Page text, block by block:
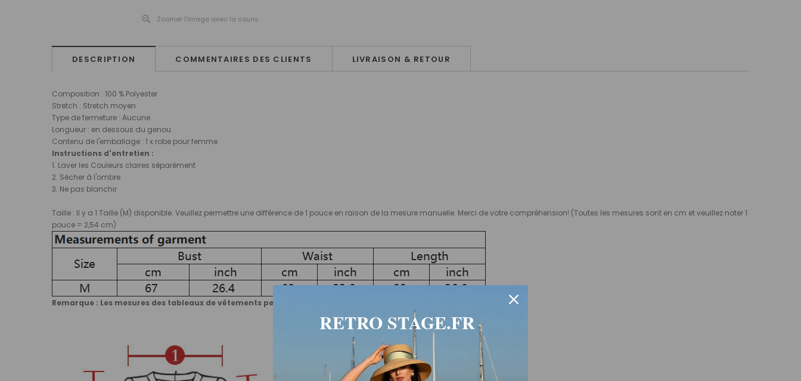
Zoomer l'image avec la souris
DESCRIPTION COMMENTAIRES DES CLIENTS LIVRAISON & RETOUR
Composition : 100 % Polyester
Stretch : Stretch moyen
Type de fermeture : Aucune
Longueur : en dessous du genou
Contenu de l'emballage : 1 x robe pour femme
Instructions d'entretien :
1. Laver les Couleurs claires séparément
2. Sécher à l'ombre
3. Ne pas blanchir
Taille : Il y a 1 Taille (M) disponible. Veuillez permettre une différence de 1 pouce en raison de la mesure manuelle. Merci de votre compréhension! (Toutes les mesures sont en cm et veuillez noter 1
pouce = 2,54 cm)
Remarque : Les mesures des tableaux de vêtements peuvent varier en fonction des produits ou des fournisseurs.
RETRO STAGE.FR